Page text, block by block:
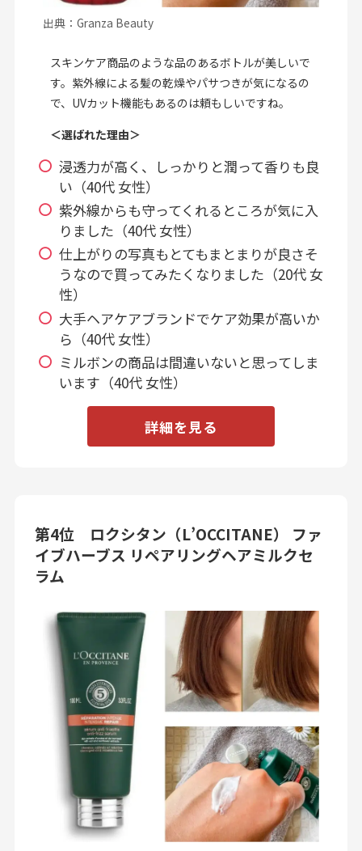
出典：Granza Beauty
スキンケア商品のような品のあるボトルが美しいで
す。紫外線による髪の乾燥やパサつきが気になるの
で、UVカット機能もあるのは頼もしいですね。
＜選ばれた理由＞
浸透力が高く、しっかりと潤って香りも良
い（40代 女性）
紫外線からも守ってくれるところが気に入
りました（40代 女性）
仕上がりの写真もとてもまとまりが良さそ
うなので買ってみたくなりました（20代 女
性）
大手ヘアケアブランドでケア効果が高いか
ら（40代 女性）
ミルボンの商品は間違いないと思ってしま
います（40代 女性）
詳細を見る
第4位 ロクシタン（L’OCCITANE） ファ
イブハーブス リペアリングヘアミルクセ
ラム